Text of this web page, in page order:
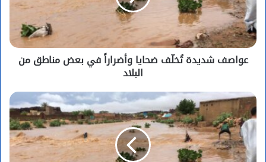
عواصف شديدة تُخلّف ضحايا وأضراراً في بعض مناطق من
البلاد